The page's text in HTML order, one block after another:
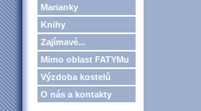
Marianky
Knihy
Zajímavé...
Mimo oblast FATYMu
Výzdoba kostelů
O nás a kontakty